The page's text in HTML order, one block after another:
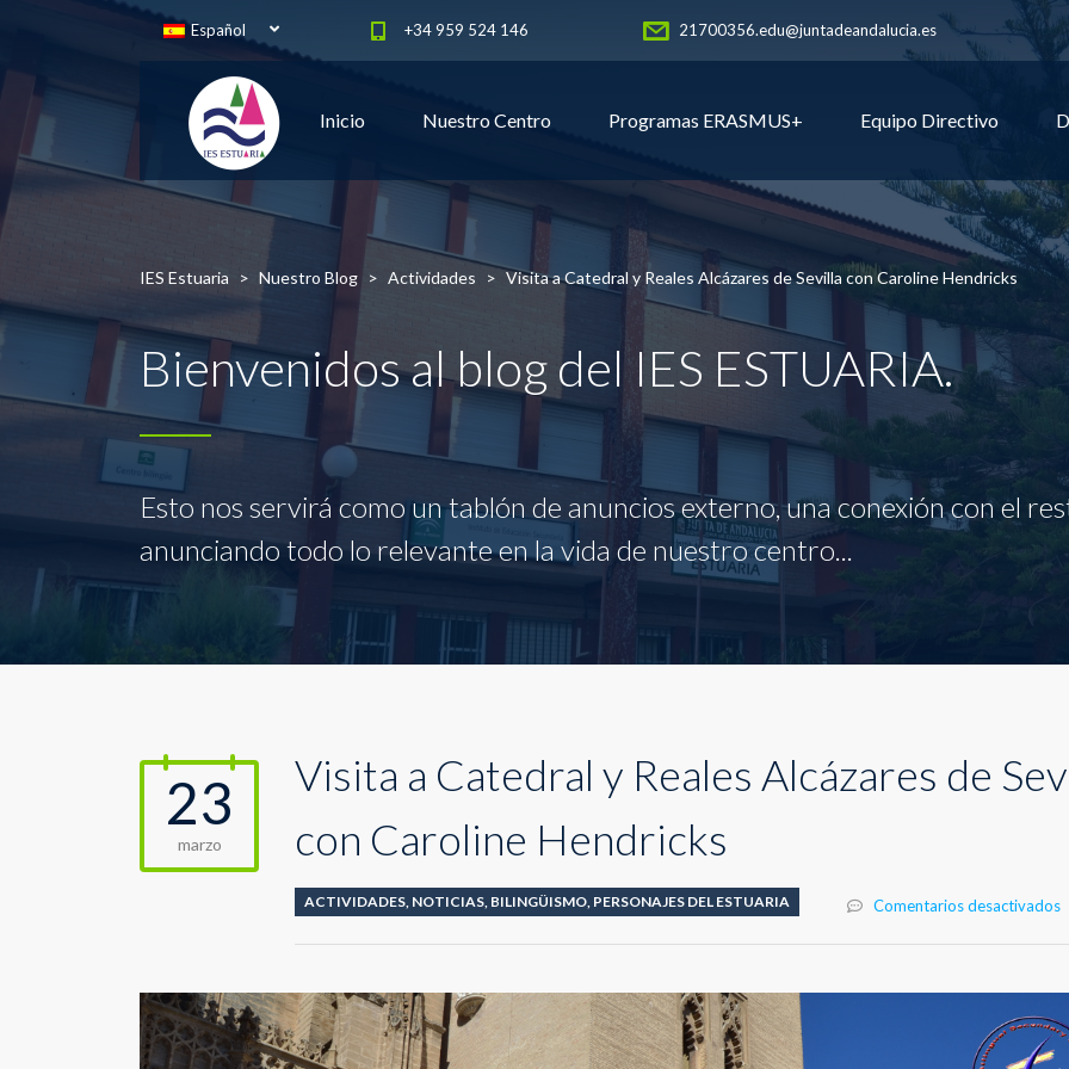
Español +34 959 524 146 21700356.edu@juntadeandalucia.es
Inicio Nuestro Centro Programas ERASMUS+ Equipo Directivo
IES Estuaria > Nuestro Blog > Actividades > Visita a Catedral y Reales Alcázares de Sevilla con Caroline Hendricks
Bienvenidos al blog del IES ESTUARIA.
Esto nos servirá como un tablón de anuncios externo, una conexión con el
anunciando todo lo relevante en la vida de nuestro centro...
23
marzo
Visita a Catedral y Reales Alcázares de
con Caroline Hendricks
ACTIVIDADES, NOTICIAS, BILINGÜISMO, PERSONAJES DEL ESTUARIA Comentarios desactivadosen